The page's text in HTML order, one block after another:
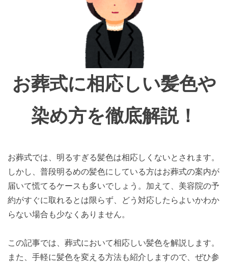
お葬式に相応しい髪色や
染め方を徹底解説！
お葬式では、明るすぎる髪色は相応しくないとされます。
しかし、普段明るめの髪色にしている方はお葬式の案内が
届いて慌てるケースも多いでしょう。加えて、美容院の予
約がすぐに取れるとは限らず、どう対応したらよいかわか
らない場合も少なくありません。
この記事では、葬式において相応しい髪色を解説します。
また、手軽に髪色を変える方法も紹介しますので、ぜひ参